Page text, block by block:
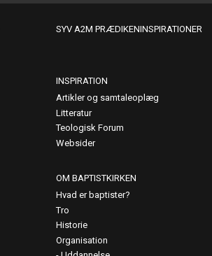
SYV A2M PRÆDIKENINSPIRATIONER
INSPIRATION
Artikler og samtaleoplæg
Litteratur
Teologisk Forum
Websider
OM BAPTISTKIRKEN
Hvad er baptister?
Tro
Historie
Organisation